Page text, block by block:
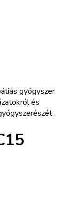
gyógyszer
és